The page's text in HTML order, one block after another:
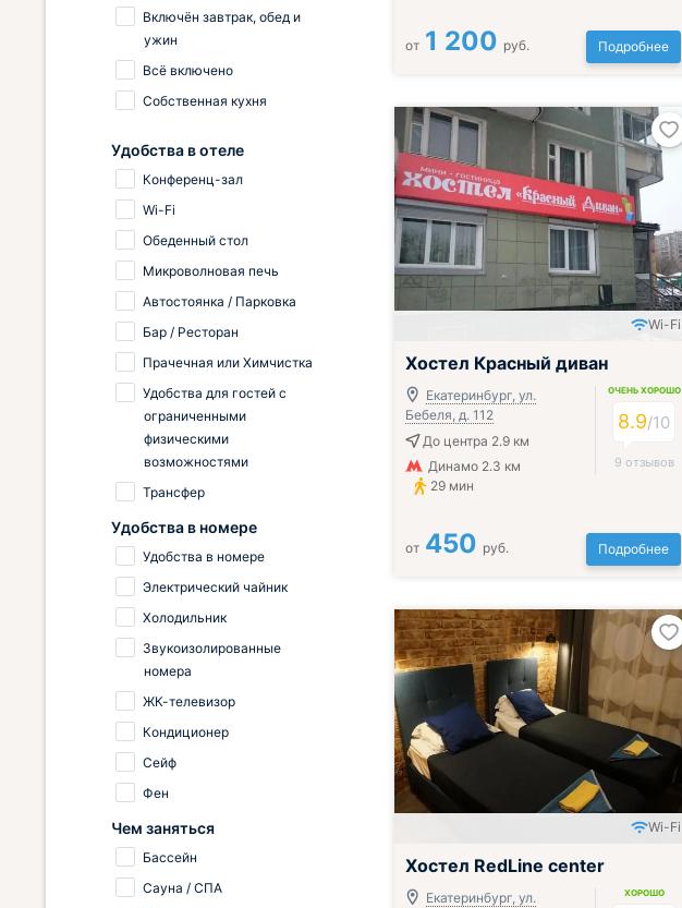
от 1 200 руб. Подробнее
Wi-Fi
Хостел Красный диван
Екатеринбург, ул.
Бебеля, д. 112
До центра 2.9 км
Динамо 2.3 км
29 мин
ОЧЕНЬ ХОРОШО
8.9/10
9 отзывов
от 450 руб. Подробнее
Wi-Fi
Хостел RedLine center
Екатеринбург, ул.
ХОРОШО
Включён завтрак, обед и
ужин
Всё включено
Собственная кухня
Удобства в отеле
Конференц-зал
Wi-Fi
Обеденный стол
Микроволновая печь
Автостоянка / Парковка
Бар / Ресторан
Прачечная или Химчистка
Удобства для гостей с
ограниченными
физическими
возможностями
Трансфер
Удобства в номере
Удобства в номере
Электрический чайник
Холодильник
Звукоизолированные
номера
ЖК-телевизор
Кондиционер
Сейф
Фен
Чем заняться
Бассейн
Сауна / СПА